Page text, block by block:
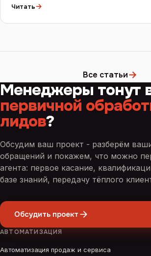
Читать→
Все статьи→
Менеджеры тонут
первичной
лидов?
Обсудим ваш проект - разберём
обращений и покажем, что можно
агента: первое касание,
базе знаний, передачу тёплого
Обсудить проект
АВТОМАТИЗАЦИЯ
Автоматизация продаж и сервиса